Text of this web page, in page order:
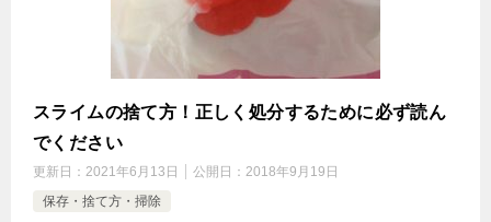
スライムの捨て方！正しく処分するために必ず読ん
でください
更新日： 2021年6月13日 公開日： 2018年9月19日
保存・捨て方・掃除